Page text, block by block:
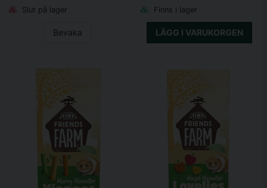
Slut på lager
Bevaka
Finns i lager
LÄGG I VARUKORGEN